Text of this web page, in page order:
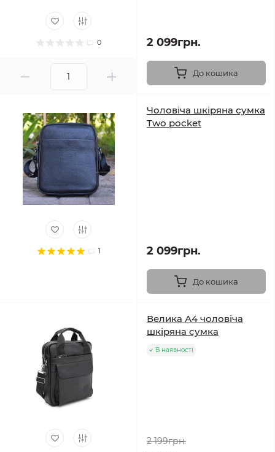
0 2 099грн.
До кошика
1
Чоловіча шкіряна сумка
Two pocket
2 099грн.
До кошика
Велика А4 чоловіча
шкіряна сумка
В наявності
2 199грн.